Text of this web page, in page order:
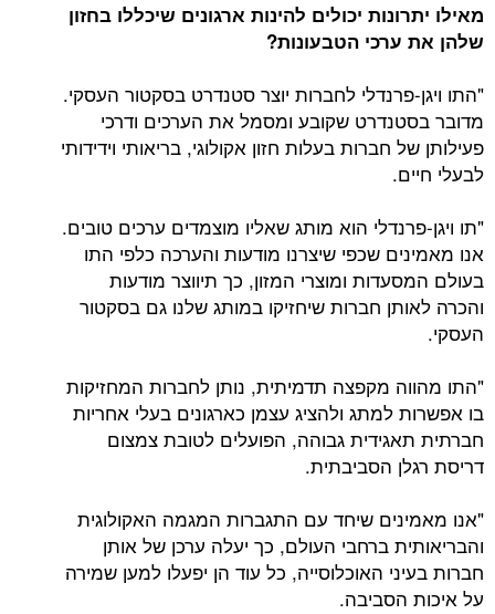
מאילו יתרונות יכולים להינות ארגונים שיכללו בחזון
שלהן את ערכי הטבעונות?
"התו ויגן-פרנדלי לחברות יוצר סטנדרט בסקטור העסקי.
מדובר בסטנדרט שקובע ומסמל את הערכים ודרכי
פעילותן של חברות בעלות חזון אקולוגי, בריאותי וידידותי
לבעלי חיים.
"תו ויגן-פרנדלי הוא מותג שאליו מוצמדים ערכים טובים.
אנו מאמינים שכפי שיצרנו מודעות והערכה כלפי התו
בעולם המסעדות ומוצרי המזון, כך תיווצר מודעות
והכרה לאותן חברות שיחזיקו במותג שלנו גם בסקטור
העסקי.
"התו מהווה מקפצה תדמיתית, נותן לחברות המחזיקות
בו אפשרות למתג ולהציג עצמן כארגונים בעלי אחריות
חברתית תאגידית גבוהה, הפועלים לטובת צמצום
דריסת רגלן הסביבתית.
"אנו מאמינים שיחד עם התגברות המגמה האקולוגית
והבריאותית ברחבי העולם, כך יעלה ערכן של אותן
חברות בעיני האוכלוסייה, כל עוד הן יפעלו למען שמירה
על איכות הסביבה.